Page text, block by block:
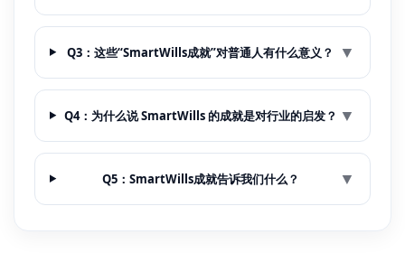
Q3：这些“SmartWills成就”对普通人有什么意义？ ▼
Q4：为什么说 SmartWills 的成就是对行业的启发？ ▼
Q5：SmartWills成就告诉我们什么？ ▼